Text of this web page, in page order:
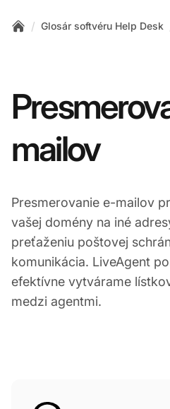
/ Glosár softvéru Help Desk
mailov
Presmerovanie e-mailov
vašej domény na iné
preťaženiu poštovej
komunikácia. LiveAgent
efektívne vytvárame
medzi agentmi.